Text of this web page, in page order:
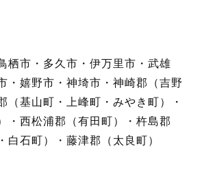
栖市・多久市・伊万里市・武雄
・嬉野市・神埼市・神崎郡（吉野
（基山町・上峰町・みやき町）・
・西松浦郡（有田町）・杵島郡
白石町）・藤津郡（太良町）